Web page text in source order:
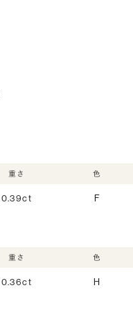
重さ
0.39ct
色
F
重さ
0.36ct
色
H